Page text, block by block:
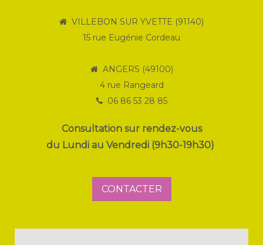
VILLEBON SUR YVETTE (91140)
15 rue Eugénie Cordeau
ANGERS (49100)
4 rue Rangeard
06 86 53 28 85
Consultation sur rendez-vous
du Lundi au Vendredi (9h30-19h30)
CONTACTER